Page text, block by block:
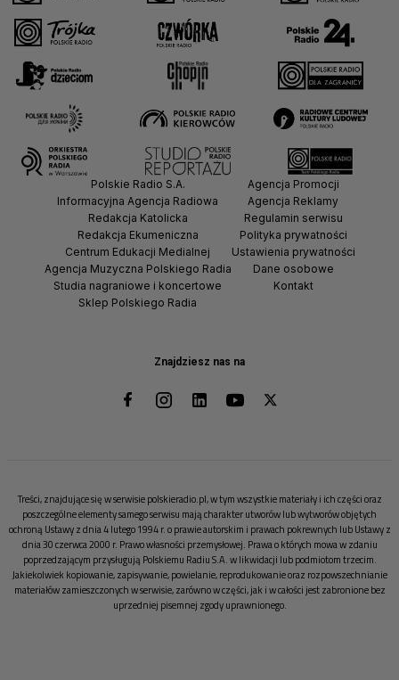
Znajdziesz nas na
Polskie Radio S.A.
Informacyjna Agencja Radiowa
Redakcja Katolicka
Redakcja Ekumeniczna
Centrum Edukacji Medialnej
Agencja Muzyczna Polskiego Radia
Studia nagraniowe i koncertowe
Sklep Polskiego Radia
Agencja Promocji
Agencja Reklamy
Regulamin serwisu
Polityka prywatności
Ustawienia prywatności
Dane osobowe
Kontakt
Treści, znajdujące się w serwisie polskieradio.pl, w tym wszystkie materiały i ich części oraz
poszczególne elementy samego serwisu mają charakter utworów lub wytworów objętych
ochroną Ustawy z dnia 4 lutego 1994 r. o prawie autorskim i prawach pokrewnych lub Ustawy z
dnia 30 czerwca 2000 r. Prawo własności przemysłowej. Prawa o których mowa w zdaniu
poprzedzającym przysługują Polskiemu Radiu S.A. w likwidacji lub podmiotom trzecim.
Jakiekolwiek kopiowanie, zapisywanie, powielanie, reprodukowanie oraz rozpowszechnianie
materiałów zamieszczonych w serwisie, zarówno w części, jak i w całości jest zabronione bez
uprzedniej pisemnej zgody uprawnionego.